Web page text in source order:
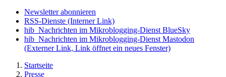
Newsletter abonnieren
RSS-Dienste (Interner Link)
hib_Nachrichten im Mikroblogging-Dienst BlueSky
hib_Nachrichten im Mikroblogging-Dienst Mastodon
(Externer Link, Link öffnet ein neues Fenster)
Startseite
Presse